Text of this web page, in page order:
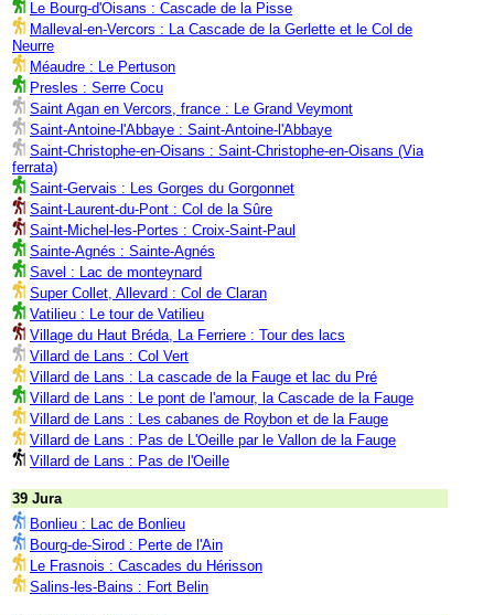
Le Bourg-d'Oisans : Cascade de la Pisse
Malleval-en-Vercors : La Cascade de la Gerlette et le Col de
Neurre
Méaudre : Le Pertuson
Presles : Serre Cocu
Saint Agan en Vercors, france : Le Grand Veymont
Saint-Antoine-l'Abbaye : Saint-Antoine-l'Abbaye
Saint-Christophe-en-Oisans : Saint-Christophe-en-Oisans (Via
ferrata)
Saint-Gervais : Les Gorges du Gorgonnet
Saint-Laurent-du-Pont : Col de la Sûre
Saint-Michel-les-Portes : Croix-Saint-Paul
Sainte-Agnés : Sainte-Agnés
Savel : Lac de monteynard
Super Collet, Allevard : Col de Claran
Vatilieu : Le tour de Vatilieu
Village du Haut Bréda, La Ferriere : Tour des lacs
Villard de Lans : Col Vert
Villard de Lans : La cascade de la Fauge et lac du Pré
Villard de Lans : Le pont de l'amour, la Cascade de la Fauge
Villard de Lans : Les cabanes de Roybon et de la Fauge
Villard de Lans : Pas de L'Oeille par le Vallon de la Fauge
Villard de Lans : Pas de l'Oeille
39 Jura
Bonlieu : Lac de Bonlieu
Bourg-de-Sirod : Perte de l'Ain
Le Frasnois : Cascades du Hérisson
Salins-les-Bains : Fort Belin